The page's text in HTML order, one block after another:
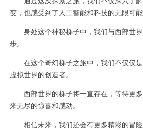
变，也感受到了人工智能和科技的无限可能
身处这个神秘梯子中，我们与西部世
步。
在这个奇幻梯子之旅中，我们不仅仅是
虚拟世界的创造者。
西部世界的梯子将一直存在，等待更
来无尽的惊喜和感动。
相信未来，我们还会有更多精彩的冒险